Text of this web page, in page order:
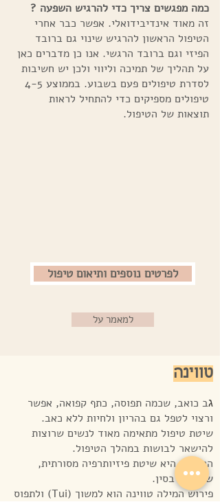
כמה מפגשים צריך כדי להרגיש השפעה ?
זה מאוד אינדיבידואלי. אפשר כבר אחרי
הטיפול הראשון להרגיש שינוי גם ברובד
הפיזי וגם ברובד הרגשי. אנו כן מדברים כאן
על תהליך של תמיכה וליווי ולכן יש חשיבות
לסדרת טיפולים פעם בשבוע. בממוצע 4-5
טיפולים מספיקים כדי להתחיל לראות
תוצאות של הטיפול.
לפרטים נוספים ותיאום טיפול
למאמר על
טווינה
גב כואב, שכמה תפוסה, כתף קפואה, אפשר
ורצוי לטפל גם בהריון ולחיות ללא כאב.
שיטת טיפול מתאימה מאוד לנשים שרוצות
להישאר לבושות במהלך הטיפול.
הטווינה היא שיטת פיזיותרפיה מסורתית,
שמקורה בסין.
פירוש המילה טווינה הוא למשוך (Tui) ולתפוס